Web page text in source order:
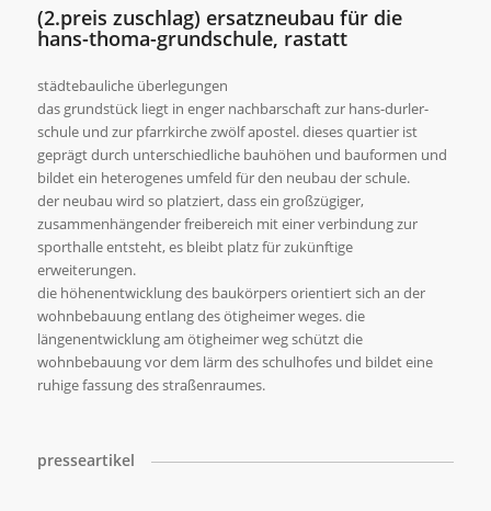
(2.preis zuschlag) ersatzneubau für die
hans-thoma-grundschule, rastatt
städtebauliche überlegungen
das grundstück liegt in enger nachbarschaft zur hans-durler-
schule und zur pfarrkirche zwölf apostel. dieses quartier ist
geprägt durch unterschiedliche bauhöhen und bauformen und
bildet ein heterogenes umfeld für den neubau der schule.
der neubau wird so platziert, dass ein großzügiger,
zusammenhängender freibereich mit einer verbindung zur
sporthalle entsteht, es bleibt platz für zukünftige
erweiterungen.
die höhenentwicklung des baukörpers orientiert sich an der
wohnbebauung entlang des ötigheimer weges. die
längenentwicklung am ötigheimer weg schützt die
wohnbebauung vor dem lärm des schulhofes und bildet eine
ruhige fassung des straßenraumes.
presseartikel